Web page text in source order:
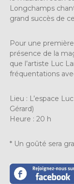
Longchamps
grand succès de
Pour une
présence de la
que l’artiste Luc
fréquentations
Lieu : L’espace
Gérard)
Heure : 20 h
* Un goûté sera